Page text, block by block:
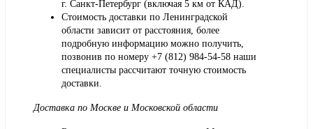
г. Санкт-Петербург (включая 5 км от КАД).
Стоимость доставки по Ленинградской
области зависит от расстояния, более
подробную информацию можно получить,
позвонив по номеру +7 (812) 984-54-58 наши
специалисты рассчитают точную стоимость
доставки.
Доставка по Москве и Московской области